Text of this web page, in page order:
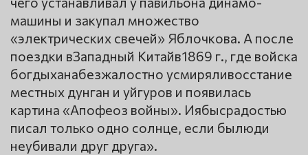
машины и закупал множество
«электрических свечей» Яблочкова. А после
поездки вЗападный Китайв1869 г., где войска
богдыханабезжалостно усмиряливосстание
местных дунган и уйгуров и появилась
картина «Апофеоз войны». Иябысрадостью
писал только одно солнце, если былюди
неубивали друг друга».